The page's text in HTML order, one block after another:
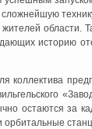
области.
историю
коллектива
остаются за
орбитальные